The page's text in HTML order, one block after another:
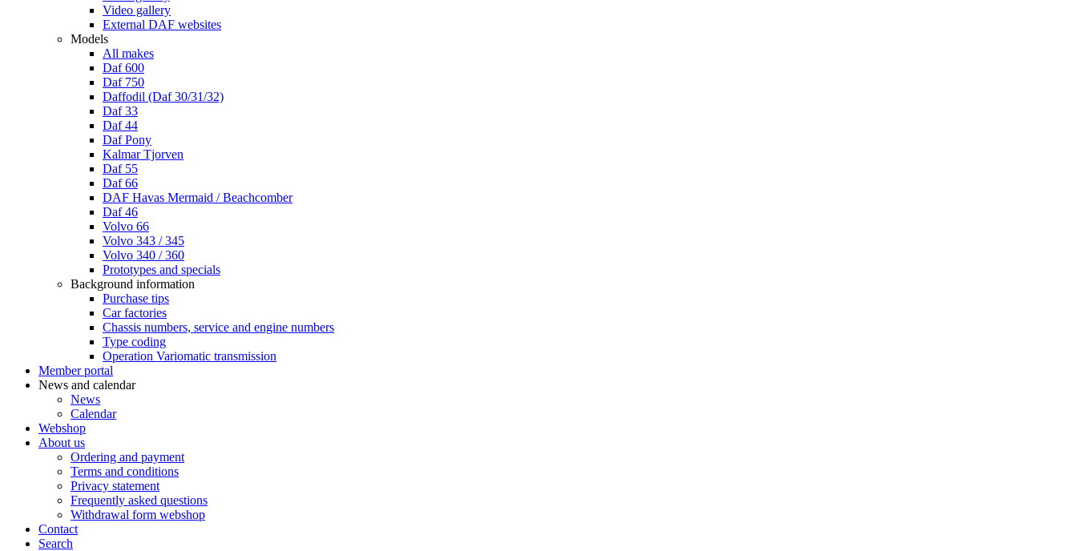
Video gallery
External DAF websites
Models
All makes
Daf 600
Daf 750
Daffodil (Daf 30/31/32)
Daf 33
Daf 44
Daf Pony
Kalmar Tjorven
Daf 55
Daf 66
DAF Havas Mermaid / Beachcomber
Daf 46
Volvo 66
Volvo 343 / 345
Volvo 340 / 360
Prototypes and specials
Background information
Purchase tips
Car factories
Chassis numbers, service and engine numbers
Type coding
Operation Variomatic transmission
Member portal
News and calendar
News
Calendar
Webshop
About us
Ordering and payment
Terms and conditions
Privacy statement
Frequently asked questions
Withdrawal form webshop
Contact
Search